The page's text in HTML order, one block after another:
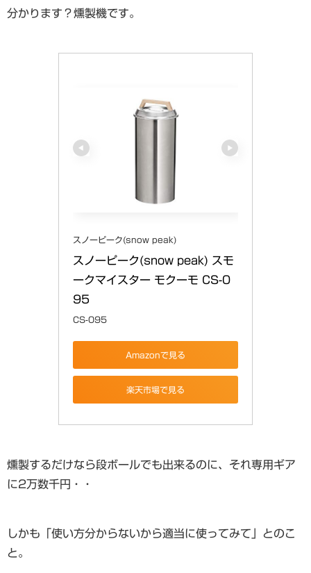
分かります？燻製機です。
スノーピーク(snow peak)
スノーピーク(snow peak) スモ
ークマイスター モクーモ CS-0
95
CS-095
Amazonで見る
楽天市場で見る
燻製するだけなら段ボールでも出来るのに、それ専用ギア
に2万数千円・・
しかも「使い方分からないから適当に使ってみて」とのこ
と。